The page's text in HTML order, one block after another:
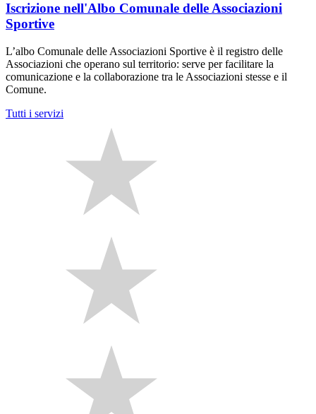
Iscrizione nell'Albo Comunale delle Associazioni
Sportive
L’albo Comunale delle Associazioni Sportive è il registro delle
Associazioni che operano sul territorio: serve per facilitare la
comunicazione e la collaborazione tra le Associazioni stesse e il
Comune.
Tutti i servizi